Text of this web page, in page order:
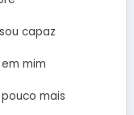
capaz
mim
mais